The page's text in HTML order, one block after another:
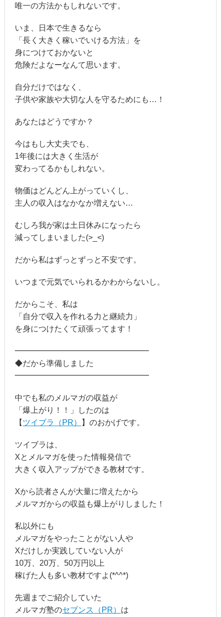
唯一の方法かもしれないです。
いま、日本で生きるなら
「長く大きく稼いでいける方法」を
身につけておかないと
危険だよなーなんて思います。
自分だけではなく、
子供や家族や大切な人を守るためにも…！
あなたはどうですか？
今はもし大丈夫でも、
1年後には大きく生活が
変わってるかもしれない。
物価はどんどん上がっていくし、
主人の収入はなかなか増えない…
むしろ我が家は土日休みになったら
減ってしまいました(>_<)
だから私はずっとずっと不安です。
いつまで元気でいられるかわからないし。
だからこそ、私は
「自分で収入を作れる力と継続力」
を身につけたくて頑張ってます！
━━━━━━━━━━━━━━━━━
◆だから準備しました
━━━━━━━━━━━━━━━━━
中でも私のメルマガの収益が
「爆上がり！！」したのは
【 ツイブラ（PR） 】のおかげです。
ツイブラは、
Xとメルマガを使った情報発信で
大きく収入アップができる教材です。
Xから読者さんが大量に増えたから
メルマガからの収益も爆上がりしました！
私以外にも
メルマガをやったことがない人や
Xだけしか実践していない人が
10万、20万、50万円以上
稼げた人も多い教材ですよ(*^^*)
先週までご紹介していた
メルマガ塾のセブンス（PR） は